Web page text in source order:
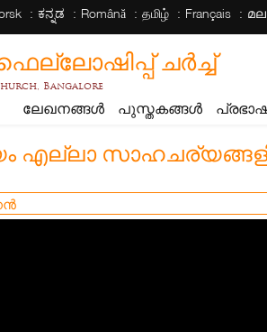
ಕನ್ನಡ Română தமிழ் Français
ചര്‍ച്ച്
Bangalore
ലേഖനങ്ങൾ പുസ്തകങ്ങൾ
എല്ലാ